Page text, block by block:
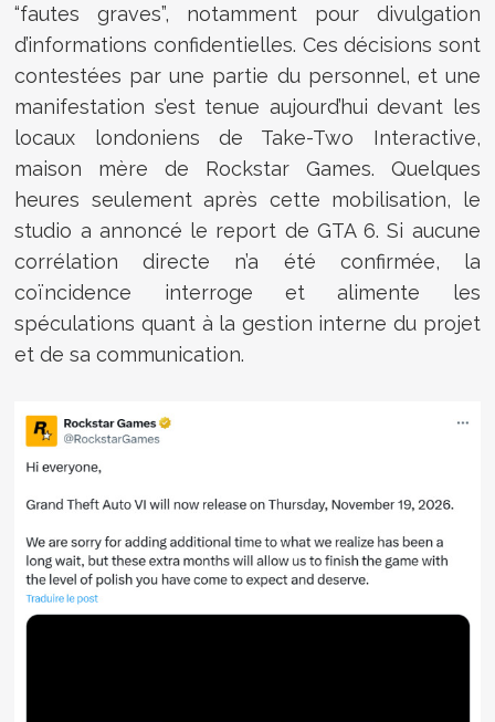
“fautes graves”, notamment pour divulgation
d’informations confidentielles. Ces décisions sont
contestées par une partie du personnel, et une
manifestation s’est tenue aujourd’hui devant les
locaux londoniens de Take-Two Interactive,
maison mère de Rockstar Games. Quelques
heures seulement après cette mobilisation, le
studio a annoncé le report de GTA 6. Si aucune
corrélation directe n’a été confirmée, la
coïncidence interroge et alimente les
spéculations quant à la gestion interne du projet
et de sa communication.